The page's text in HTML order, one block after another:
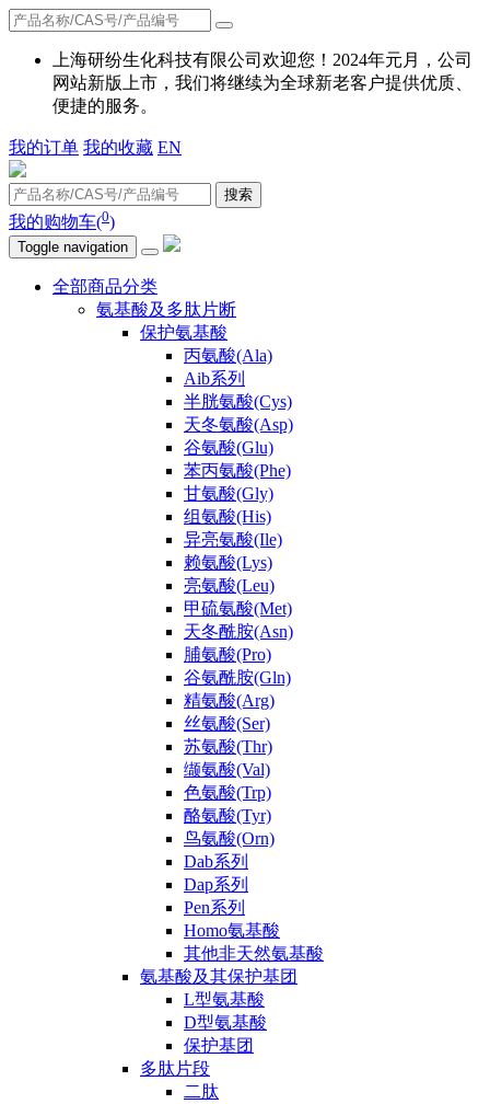
上海研纷生化科技有限公司欢迎您！2024年元月，公司
网站新版上市，我们将继续为全球新老客户提供优质、
便捷的服务。
我的订单 我的收藏 EN
搜索
我的购物车(0)
Toggle navigation
全部商品分类
氨基酸及多肽片断
保护氨基酸
丙氨酸(Ala)
Aib系列
半胱氨酸(Cys)
天冬氨酸(Asp)
谷氨酸(Glu)
苯丙氨酸(Phe)
甘氨酸(Gly)
组氨酸(His)
异亮氨酸(Ile)
赖氨酸(Lys)
亮氨酸(Leu)
甲硫氨酸(Met)
天冬酰胺(Asn)
脯氨酸(Pro)
谷氨酰胺(Gln)
精氨酸(Arg)
丝氨酸(Ser)
苏氨酸(Thr)
缬氨酸(Val)
色氨酸(Trp)
酪氨酸(Tyr)
鸟氨酸(Orn)
Dab系列
Dap系列
Pen系列
Homo氨基酸
其他非天然氨基酸
氨基酸及其保护基团
L型氨基酸
D型氨基酸
保护基团
多肽片段
二肽